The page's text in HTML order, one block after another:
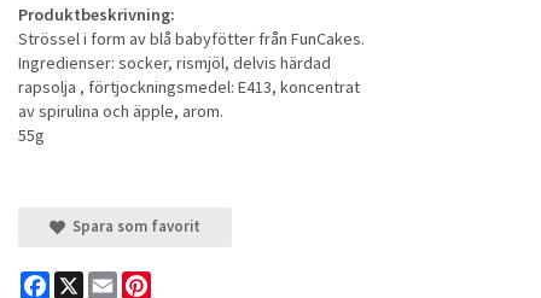
Produktbeskrivning:
Strössel i form av blå babyfötter från FunCakes.
Ingredienser: socker, rismjöl, delvis härdad
rapsolja , förtjockningsmedel: E413, koncentrat
av spirulina och äpple, arom.
55g
Spara som favorit
Facebook
X Email